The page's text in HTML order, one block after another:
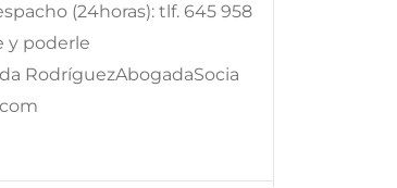
(24horas): tlf. 645 958
y poderle
RodríguezAbogadaSocia